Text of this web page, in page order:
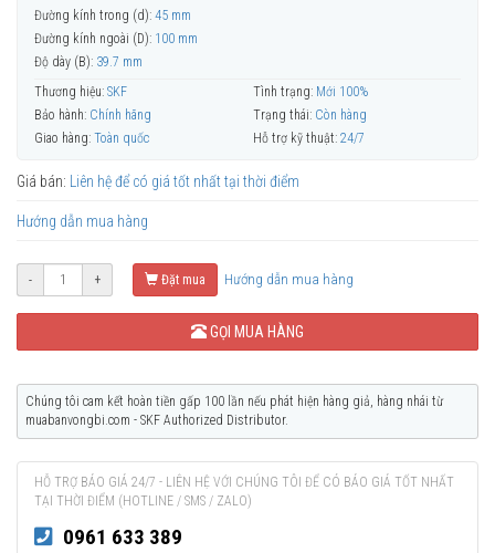
Đường kính trong (d): 45 mm
Đường kính ngoài (D): 100 mm
Độ dày (B): 39.7 mm
Thương hiệu: SKF Tình trạng: Mới 100%
Bảo hành: Chính hãng Trạng thái: Còn hàng
Giao hàng: Toàn quốc Hỗ trợ kỹ thuật: 24/7
Giá bán: Liên hệ để có giá tốt nhất tại thời điểm
Hướng dẫn mua hàng
- + Đặt mua Hướng dẫn mua hàng
GỌI MUA HÀNG
Chúng tôi cam kết hoàn tiền gấp 100 lần nếu phát hiện hàng giả, hàng nhái từ
muabanvongbi.com - SKF Authorized Distributor.
HỖ TRỢ BÁO GIÁ 24/7 - LIÊN HỆ VỚI CHÚNG TÔI ĐỂ CÓ BÁO GIÁ TỐT NHẤT
TẠI THỜI ĐIỂM (HOTLINE / SMS / ZALO)
0961 633 389